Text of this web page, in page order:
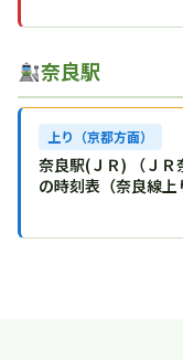
奈良駅
上り（京都方面）
奈良駅(ＪＲ) （Ｊ
の時刻表（奈良線上